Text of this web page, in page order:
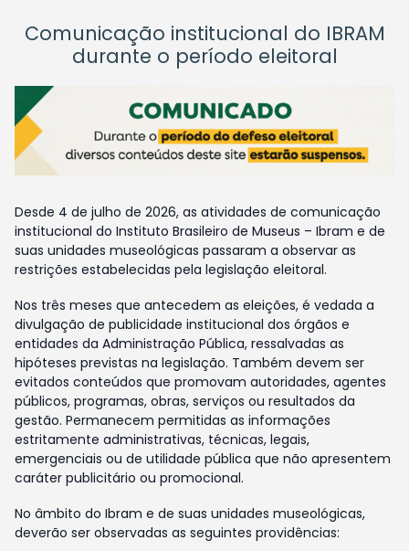
Comunicação institucional do IBRAM
durante o período eleitoral
Desde 4 de julho de 2026, as atividades de comunicação
institucional do Instituto Brasileiro de Museus – Ibram e de
suas unidades museológicas passaram a observar as
restrições estabelecidas pela legislação eleitoral.
Nos três meses que antecedem as eleições, é vedada a
divulgação de publicidade institucional dos órgãos e
entidades da Administração Pública, ressalvadas as
hipóteses previstas na legislação. Também devem ser
evitados conteúdos que promovam autoridades, agentes
públicos, programas, obras, serviços ou resultados da
gestão. Permanecem permitidas as informações
estritamente administrativas, técnicas, legais,
emergenciais ou de utilidade pública que não apresentem
caráter publicitário ou promocional.
No âmbito do Ibram e de suas unidades museológicas,
deverão ser observadas as seguintes providências: